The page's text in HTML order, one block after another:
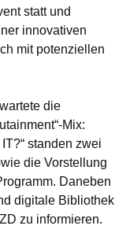
statt und
innovativen
mit potenziellen
die
Mix:
standen zwei
die Vorstellung
Daneben
digitale Bibliothek
zu informieren.